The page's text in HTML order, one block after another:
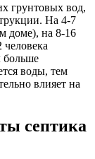
грунтовых вод,
На 4-7
доме), на 8-16
больше
воды, тем
влияет на
септика